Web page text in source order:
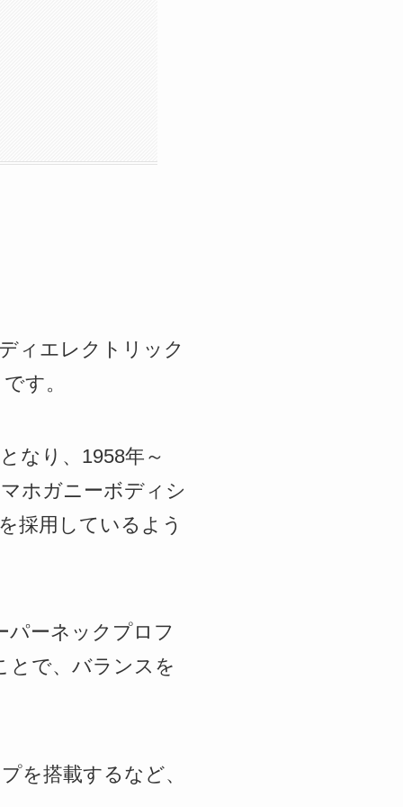
ィエレクトリック
す。
なり、1958年～
ホガニーボディシ
採用しているよう
パーネックプロフ
とで、バランスを
を搭載するなど、